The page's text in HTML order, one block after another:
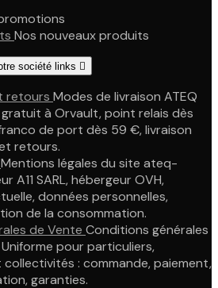
Nos nouveaux produits
société links 
retours Modes de livraison ATEQ
à Orvault, point relais dès
de port dès 59 €, livraison
retours.
Mentions légales du site ateq-
A11 SARL, hébergeur OVH,
données personnelles,
de la consommation.
de Vente Conditions générales
pour particuliers,
: commande, paiement,
garanties.